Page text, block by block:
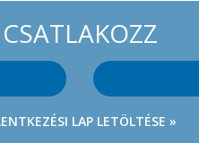
CSATLAKOZZ
LAP LETÖLTÉSE »